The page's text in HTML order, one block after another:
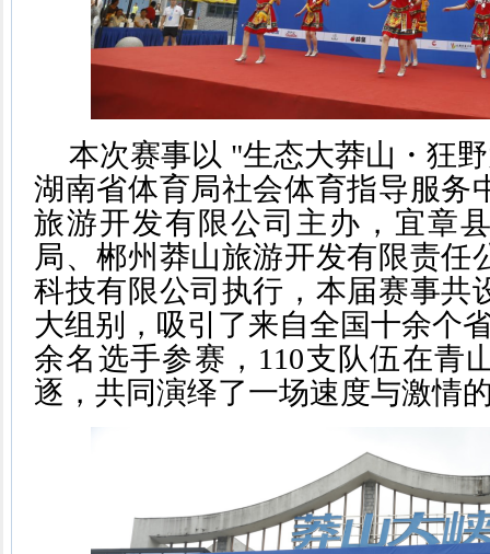
本次赛事以 "生态大莽山・狂
湖南省体育局社会体育指导服务
旅游开发有限公司主办，宜章
局、郴州莽山旅游开发有限责任
科技有限公司执行，本届赛事共
大组别，吸引了来自全国十余个
余名选手参赛，110支队伍在青
逐，共同演绎了一场速度与激情